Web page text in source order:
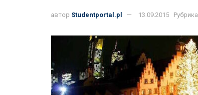
автор Studentportal.pl 13.09.2015 Рубрика